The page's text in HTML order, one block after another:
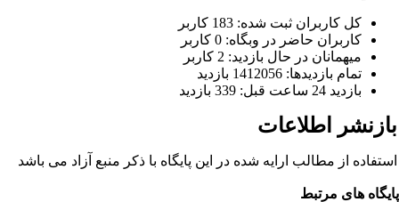
كل کاربران ثبت شده: 183 کاربر
کاربران حاضر در وبگاه: 0 کاربر
ميهمانان در حال بازديد: 2 کاربر
تمام بازديد‌ها: 1412056 بازدید
بازديد 24 ساعت قبل: 339 بازدید
اطلاعات
از مطالب ارایه شده در این پایگاه با ذکر منبع آزاد می باشد
های مرتبط